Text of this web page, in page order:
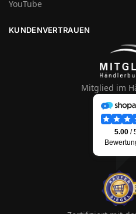
YouTube
KUNDENVERTRAUEN
Mitglied im